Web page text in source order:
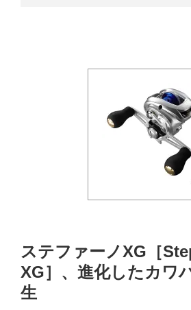
ステファーノXG［
XG］、進化したカワ
生